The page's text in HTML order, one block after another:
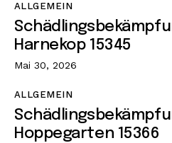
ALLGEMEIN
Harnekop 15345
Mai 30, 2026
ALLGEMEIN
Hoppegarten 15366